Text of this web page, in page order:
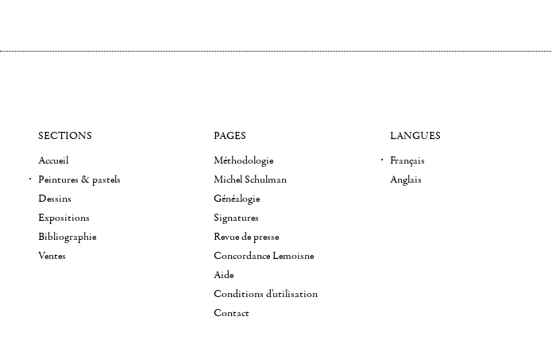
SECTIONS
Accueil
Peintures & pastels
Dessins
Expositions
Bibliographie
Ventes
PAGES
Méthodologie
Michel Schulman
Généalogie
Signatures
Revue de presse
Concordance Lemoisne
Aide
Conditions d'utilisation
Contact
LANGUES
Français
Anglais